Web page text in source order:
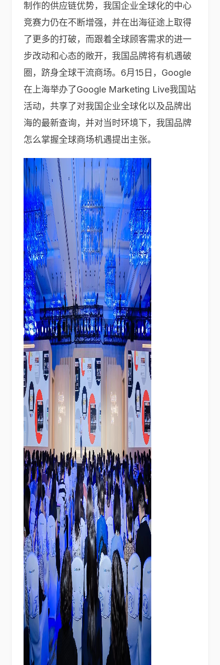
制作的供应链优势，我国企业全球化的中心
竞赛力仍在不断增强，并在出海征途上取得
了更多的打破，而跟着全球顾客需求的进一
步改动和心态的敞开，我国品牌将有机遇破
圈，跻身全球干流商场。6月15日，Google
在上海举办了Google Marketing Live我国站
活动，共享了对我国企业全球化以及品牌出
海的最新查询，并对当时环境下，我国品牌
怎么掌握全球商场机遇提出主张。